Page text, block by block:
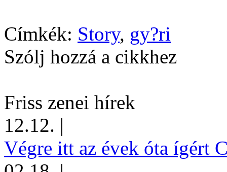
Címkék: Story, gy?ri
Szólj hozzá a cikkhez
Friss zenei hírek
12.12. |
Végre itt az évek óta ígért